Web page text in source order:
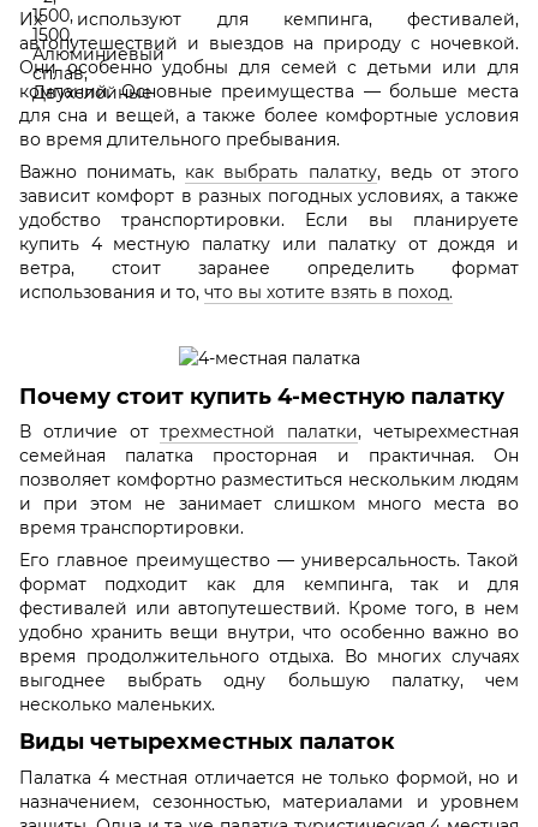
Их используют для кемпинга, фестивалей,
автопутешествий и выездов на природу с ночевкой.
Они особенно удобны для семей с детьми или для
компаний. Основные преимущества — больше места
для сна и вещей, а также более комфортные условия
во время длительного пребывания.
Важно понимать, как выбрать палатку, ведь от этого
зависит комфорт в разных погодных условиях, а также
удобство транспортировки. Если вы планируете
купить 4 местную палатку или палатку от дождя и
ветра, стоит заранее определить формат
использования и то, что вы хотите взять в поход.
Почему стоит купить 4-местную палатку
В отличие оттрехместной палатки, четырехместная
семейная палатка просторная и практичная. Он
позволяет комфортно разместиться нескольким людям
и при этом не занимает слишком много места во
время транспортировки.
Его главное преимущество — универсальность. Такой
формат подходит как для кемпинга, так и для
фестивалей или автопутешествий. Кроме того, в нем
удобно хранить вещи внутри, что особенно важно во
время продолжительного отдыха. Во многих случаях
выгоднее выбрать одну большую палатку, чем
несколько маленьких.
Виды четырехместных палаток
Палатка 4 местная отличается не только формой, но и
назначением, сезонностью, материалами и уровнем